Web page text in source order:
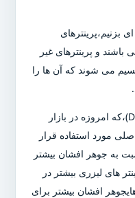
بزنیم،پرینترهای
و پرینترهای غیر
می شوند که آن ها را
پرینتر های ماتریس نقطه ای (Dot-matrix)،که امروزه در بازار
مورد استفاده قرار
به جوهر افشان بیشتر
های لیزری بیشتر در
افشان بیشتر برای